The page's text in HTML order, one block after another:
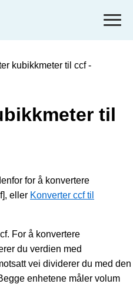
kubikkmeter til ccf -
til
for å konvertere
eller Konverter ccf til
For å konvertere
du verdien med
vei dividerer du med den
enhetene måler volum